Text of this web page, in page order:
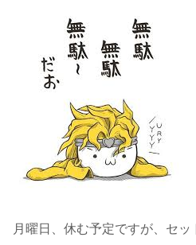
月曜日、休む予定ですが、セッ